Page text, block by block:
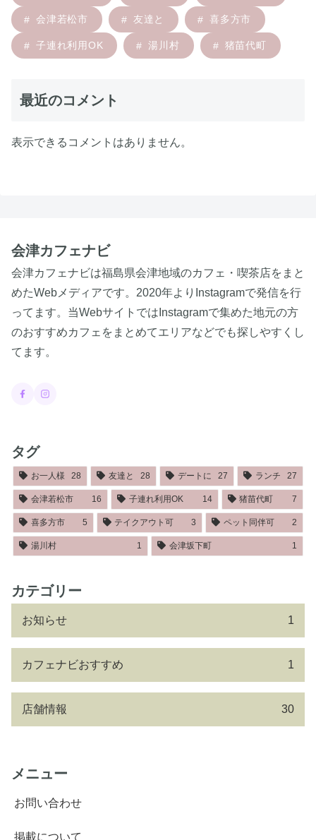
会津若松市 友達と 喜多方市
子連れ利用OK 湯川村 猪苗代町
最近のコメント
表示できるコメントはありません。
会津カフェナビ
会津カフェナビは福島県会津地域のカフェ・喫茶店をまと
めたWebメディアです。2020年よりInstagramで発信を行
ってます。当WebサイトではInstagramで集めた地元の方
のおすすめカフェをまとめてエリアなどでも探しやすくし
てます。
タグ
お一人様 28 友達と 28 デートに 27 ランチ 27
会津若松市 16 子連れ利用OK 14 猪苗代町 7
喜多方市 5 テイクアウト可 3 ペット同伴可 2
湯川村 1 会津坂下町 1
カテゴリー
お知らせ 1
カフェナビおすすめ 1
店舗情報 30
メニュー
お問い合わせ
掲載について